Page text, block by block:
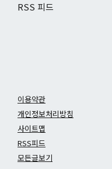
RSS 피드
이용약관
개인정보처리방침
사이트맵
RSS피드
모든글보기